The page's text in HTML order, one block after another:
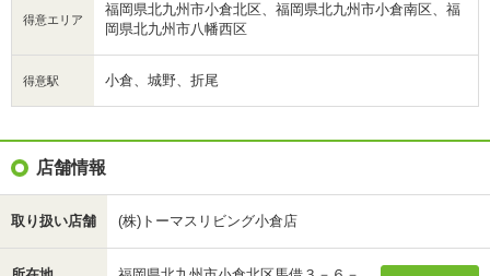
得意エリア
福岡県北九州市小倉北区、福岡県北九州市小倉南区、福
岡県北九州市八幡西区
得意駅 小倉、城野、折尾
店舗情報
取り扱い店舗 (株)トーマスリビング小倉店